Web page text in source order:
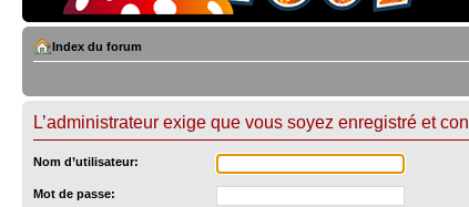
Index du forum
L’administrateur exige que vous soyez enregistré et
Nom d’utilisateur:
Mot de passe: